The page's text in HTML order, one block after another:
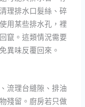
理排水口髮絲、碎
用某些排水孔，裡
竄。這類情況需要
異味反覆回來。
流理台縫隙、排油
殘留。廚房若只做